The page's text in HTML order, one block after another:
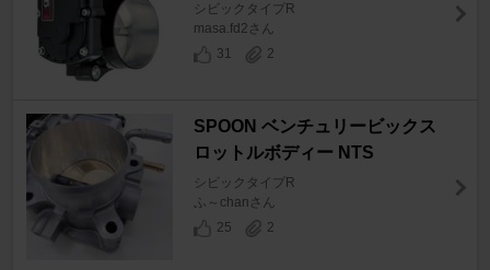
シビックタイプR
masa.fd2さん
31
2
SPOON ベンチュリービックス
ロットルボディー NTS
シビックタイプR
ふ～chanさん
25
2